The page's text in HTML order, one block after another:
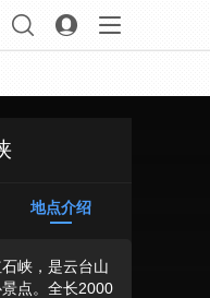
地点介绍
峡，是云台山
点。全长2000